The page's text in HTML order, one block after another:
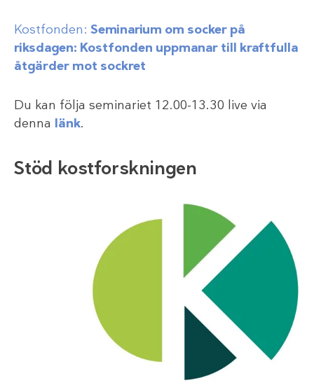
Kostfonden: Seminarium om socker på
riksdagen: Kostfonden uppmanar till kraftfulla
åtgärder mot sockret
Du kan följa seminariet 12.00-13.30 live via
denna länk.
Stöd kostforskningen